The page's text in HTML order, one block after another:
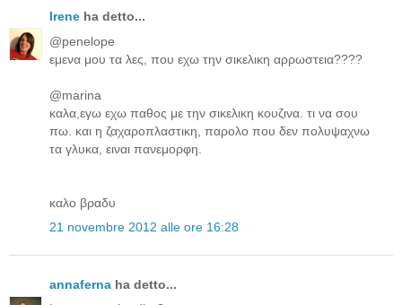
Irene ha detto...
@penelope
εμενα μου τα λες, που εχω την σικελικη αρρωστεια????
@marina
καλα,εγω εχω παθος με την σικελικη κουζινα. τι να σου
πω. και η ζαχαροπλαστικη, παρολο που δεν πολυψαχνω
τα γλυκα, ειναι πανεμορφη.
καλο βραδυ
21 novembre 2012 alle ore 16:28
annaferna ha detto...